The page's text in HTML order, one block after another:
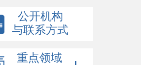
公开机构
与联系方式
重点领域